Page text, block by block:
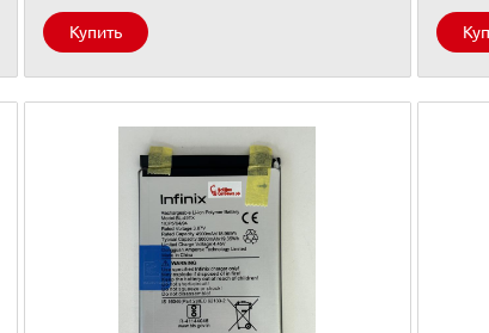
Купить